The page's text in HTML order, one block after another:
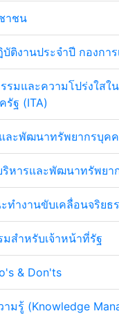
าชน
ติงานประจำปี กองกา
รมและความโปร่งใสใ
รัฐ (ITA)
ละพัฒนาทรัพยากรบุค
ริหารและพัฒนาทรัพยา
ทำงานขับเคลื่อนจริยธ
สำหรับเจ้าหน้าที่รัฐ
& Don'ts
มรู้ (Knowledge